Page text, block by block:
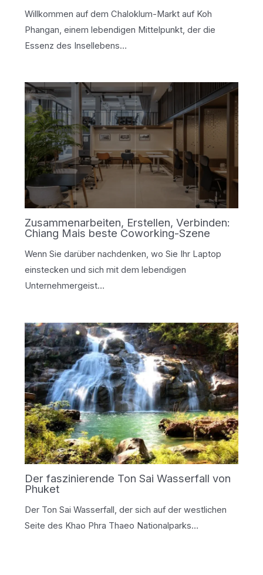
Willkommen auf dem Chaloklum-Markt auf Koh
Phangan, einem lebendigen Mittelpunkt, der die
Essenz des Insellebens…
Zusammenarbeiten, Erstellen, Verbinden:
Chiang Mais beste Coworking-Szene
Wenn Sie darüber nachdenken, wo Sie Ihr Laptop
einstecken und sich mit dem lebendigen
Unternehmergeist…
Der faszinierende Ton Sai Wasserfall von
Phuket
Der Ton Sai Wasserfall, der sich auf der westlichen
Seite des Khao Phra Thaeo Nationalparks…